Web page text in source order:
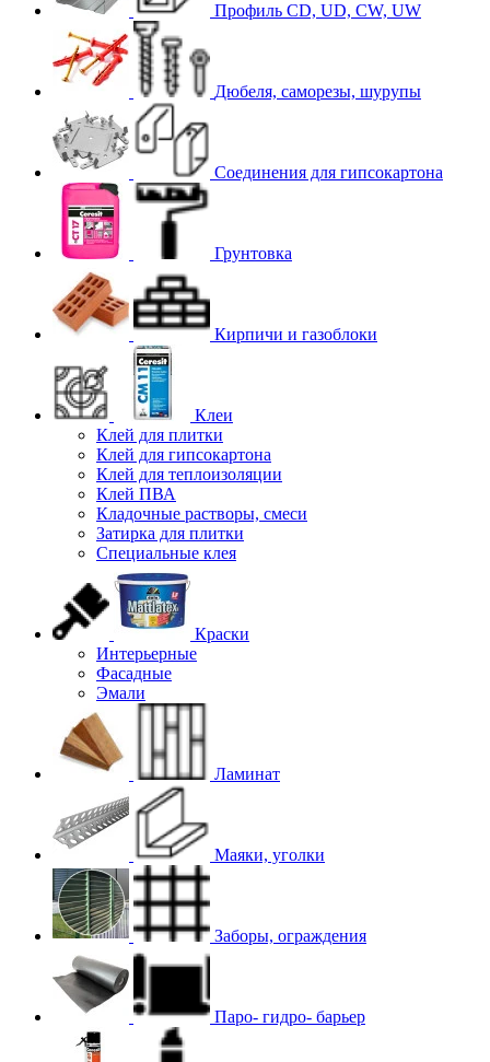
Профиль CD, UD, CW, UW
Дюбеля, саморезы, шурупы
Соединения для гипcокартона
Грунтовка
Кирпичи и газоблоки
Клеи
Клей для плитки
Клей для гипсокартона
Клей для теплоизоляции
Клей ПВА
Кладочные растворы, смеси
Затирка для плитки
Специальные клея
Краски
Интерьерные
Фасадные
Эмали
Ламинат
Маяки, уголки
Заборы, ограждения
Паро- гидро- барьер